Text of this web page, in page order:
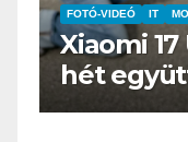
IT MŰSZAKI
BOOX Go
az e-
öltönyt